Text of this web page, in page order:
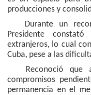
producciones y
Durante un
Presidente
extranjeros, lo cual
Cuba, pese a las
Reconoció que
compromisos
permanencia en el